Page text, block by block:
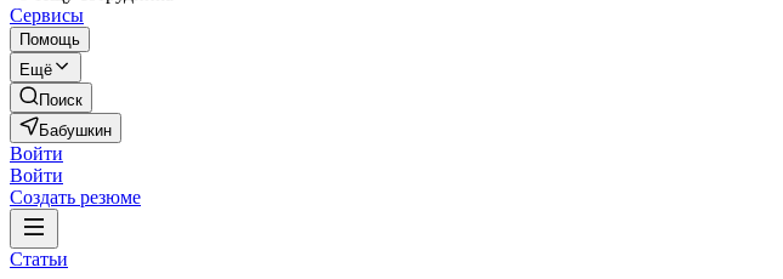
Сервисы
Помощь
Ещё
Поиск
Бабушкин
Войти
Войти
Создать резюме
Статьи